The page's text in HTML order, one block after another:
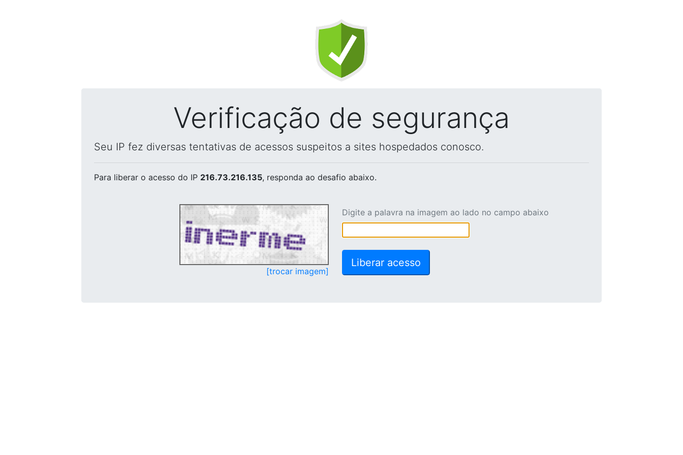
Verificação de segurança
Seu IP fez diversas tentativas de acessos suspeitos a sites hospedados conosco.
Para liberar o acesso do IP 216.73.216.135, responda ao desafio abaixo.
[trocar imagem]
Digite a palavra na imagem ao lado no campo abaixo